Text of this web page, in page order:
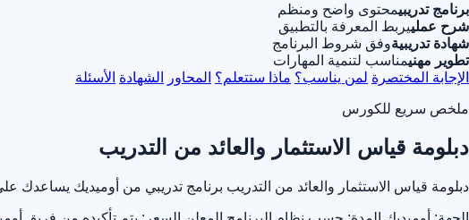
برنامج تدريبيمحتوى واضح ومنظم
شرح عملييربط المعرفة بالتطبيق
شهادة تدريبيةوفق شروط البرنامج
تطوير مهنيمناسب لتنمية المهارات
الإجابة المختصرة لمن يناسب؟ ماذا ستتعلم؟ المحاور الشهادة الأسئلة
ملخص سريع للكورس
دبلومة قياس الاستثمار والعائد من التدريب
دبلومة قياس الاستثمار والعائد من التدريب برنامج تدريبي من أوميديك